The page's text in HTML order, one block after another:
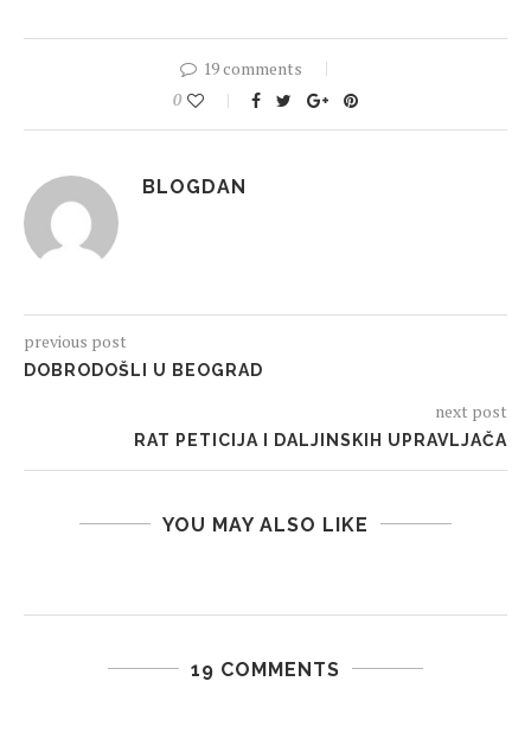
19 comments
0
BLOGDAN
previous post
DOBRODOŠLI U BEOGRAD
next post
RAT PETICIJA I DALJINSKIH UPRAVLJAČA
YOU MAY ALSO LIKE
19 COMMENTS